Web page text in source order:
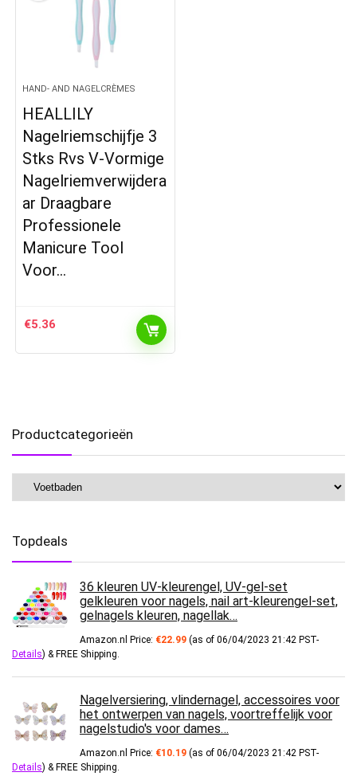
HAND- AND NAGELCRÈMES
HEALLILY
Nagelriemschijfje 3
Stks Rvs V-Vormige
Nagelriemverwijdera
ar Draagbare
Professionele
Manicure Tool
Voor…
€5.36
Productcategorieën
Topdeals
36 kleuren UV-kleurengel, UV-gel-set
gelkleuren voor nagels, nail art-kleurengel-set,
gelnagels kleuren, nagellak…
Amazon.nl Price: €22.99 (as of 06/04/2023 21:42 PST-
Details) & FREE Shipping.
Nagelversiering, vlindernagel, accessoires voor
het ontwerpen van nagels, voortreffelijk voor
nagelstudio's voor dames…
Amazon.nl Price: €10.19 (as of 06/04/2023 21:42 PST-
Details) & FREE Shipping.